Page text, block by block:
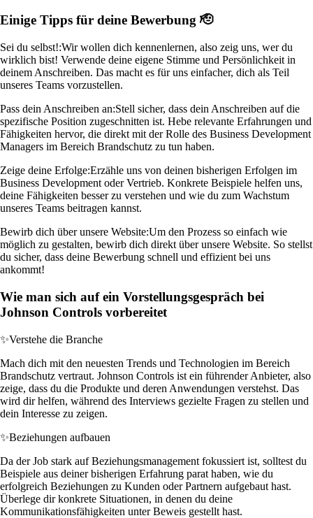
Einige Tipps für deine Bewerbung 🫡
Sei du selbst!:Wir wollen dich kennenlernen, also zeig uns, wer du
wirklich bist! Verwende deine eigene Stimme und Persönlichkeit in
deinem Anschreiben. Das macht es für uns einfacher, dich als Teil
unseres Teams vorzustellen.
Pass dein Anschreiben an:Stell sicher, dass dein Anschreiben auf die
spezifische Position zugeschnitten ist. Hebe relevante Erfahrungen und
Fähigkeiten hervor, die direkt mit der Rolle des Business Development
Managers im Bereich Brandschutz zu tun haben.
Zeige deine Erfolge:Erzähle uns von deinen bisherigen Erfolgen im
Business Development oder Vertrieb. Konkrete Beispiele helfen uns,
deine Fähigkeiten besser zu verstehen und wie du zum Wachstum
unseres Teams beitragen kannst.
Bewirb dich über unsere Website:Um den Prozess so einfach wie
möglich zu gestalten, bewirb dich direkt über unsere Website. So stellst
du sicher, dass deine Bewerbung schnell und effizient bei uns
ankommt!
Wie man sich auf ein Vorstellungsgespräch bei
Johnson Controls vorbereitet
✨Verstehe die Branche
Mach dich mit den neuesten Trends und Technologien im Bereich
Brandschutz vertraut. Johnson Controls ist ein führender Anbieter, also
zeige, dass du die Produkte und deren Anwendungen verstehst. Das
wird dir helfen, während des Interviews gezielte Fragen zu stellen und
dein Interesse zu zeigen.
✨Beziehungen aufbauen
Da der Job stark auf Beziehungsmanagement fokussiert ist, solltest du
Beispiele aus deiner bisherigen Erfahrung parat haben, wie du
erfolgreich Beziehungen zu Kunden oder Partnern aufgebaut hast.
Überlege dir konkrete Situationen, in denen du deine
Kommunikationsfähigkeiten unter Beweis gestellt hast.